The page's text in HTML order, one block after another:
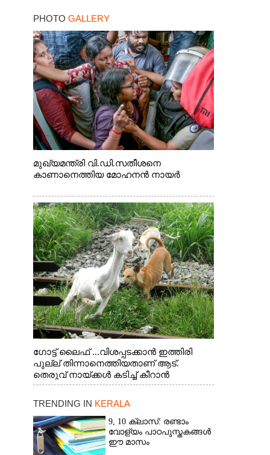
PHOTO GALLERY
മുഖ്യമന്ത്രി വി.ഡി.സതീശനെ
കാണാനെത്തിയ മോഹനൻ നായർ
ഗോട്ട് ലൈഫ് ...വിശപ്പടക്കാൻ ഇത്തിരി
പുല്ല് തിന്നാനെത്തിയതാണ് ആട്.
തെരുവ് നായ്ക്കൾ കടിച്ച് കീറാൻ
വന്നതോടെ വയറിന്റെ ആന്തൽ മറന്ന്
വാത്തുരുത്തിയിൽ നിന്നുള്ള കാഴ്ച
TRENDING IN KERALA
9, 10 ക്ലാസ്: രണ്ടാം
വോള്യം പാഠപുസ്തകങ്ങൾ
ഈ മാസം